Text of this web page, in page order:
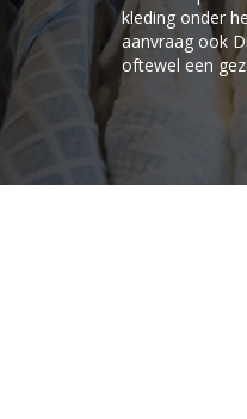
kleding onder
aanvraag ook
oftewel een